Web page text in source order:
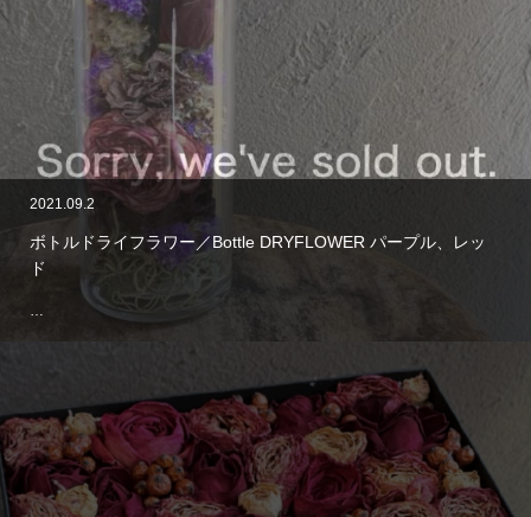
2021.09.2
ボトルドライフラワー／Bottle DRYFLOWER パープル、レッ
ド
…